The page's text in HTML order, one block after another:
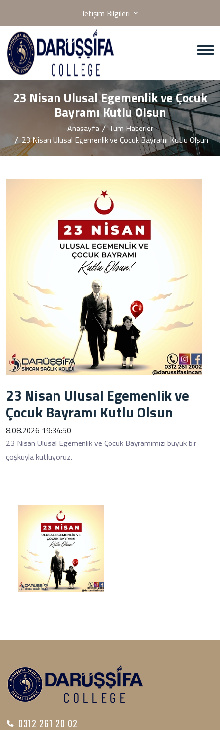
İletişim Bilgileri
23 Nisan Ulusal Egemenlik ve Çocuk
Bayramı Kutlu Olsun
Anasayfa
Tüm Haberler
23 Nisan Ulusal Egemenlik ve Çocuk Bayramı Kutlu Olsun
23 Nisan Ulusal Egemenlik ve
Çocuk Bayramı Kutlu Olsun
8.08.2026 19:34:50
23 Nisan Ulusal Egemenlik ve Çocuk Bayramımızı büyük bir
çoşkuyla kutluyoruz.
0312 261 20 02